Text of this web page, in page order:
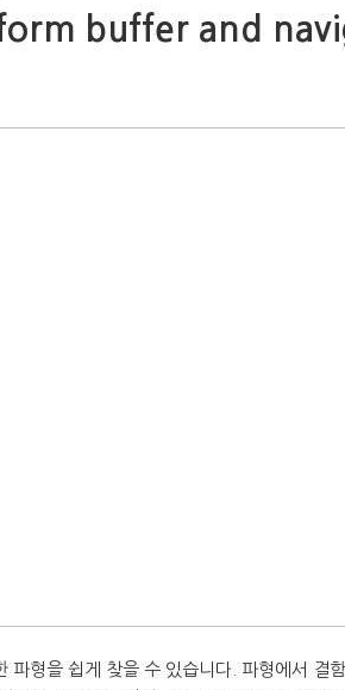
buffer and
형을 쉽게 찾을 수 있습니다. 파형에서 결